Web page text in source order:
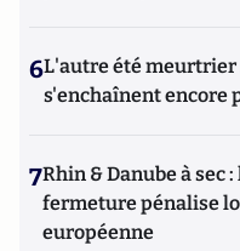
6L'autre été meurtrier
s'enchaînent encore
7Rhin & Danube à sec
fermeture pénalise
européenne